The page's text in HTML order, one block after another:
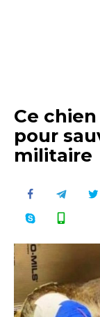
Ce
pour
militaire